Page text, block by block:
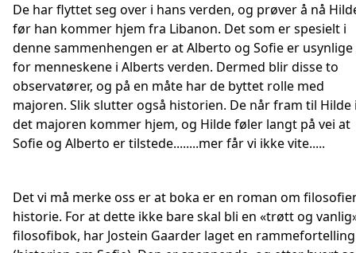
De har flyttet seg over i hans verden, og prøver å nå
før han kommer hjem fra Libanon. Det som er spesielt i
denne sammenhengen er at Alberto og Sofie er usynlige
for menneskene i Alberts verden. Dermed blir disse to
observatører, og på en måte har de byttet rolle med
majoren. Slik slutter også historien. De når fram til Hilde
det majoren kommer hjem, og Hilde føler langt på vei at
Sofie og Alberto er tilstede........mer får vi ikke vite.....
Det vi må merke oss er at boka er en roman om
historie. For at dette ikke bare skal bli en «trøtt og
filosofibok, har Jostein Gaarder laget en rammefortelling